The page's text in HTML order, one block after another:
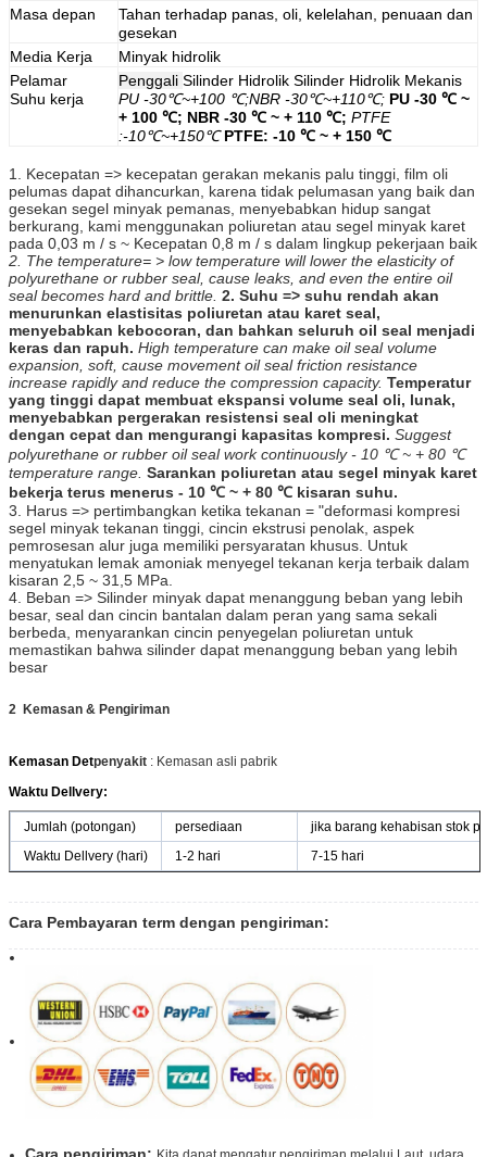
Masa depan
Tahan terhadap panas, oli, kelelahan, penuaan dan
gesekan
Media Kerja
Minyak hidrolik
Pelamar
Suhu kerja
Penggali Silinder Hidrolik Silinder Hidrolik Mekanis
PU -30℃~+100 ℃;NBR -30℃~+110℃; PU -30 ℃ ~
+ 100 ℃; NBR -30 ℃ ~ + 110 ℃; PTFE
:-10℃~+150℃ PTFE: -10 ℃ ~ + 150 ℃
1. Kecepatan => kecepatan gerakan mekanis palu tinggi, film oli
pelumas dapat dihancurkan, karena tidak pelumasan yang baik dan
gesekan segel minyak pemanas, menyebabkan hidup sangat
berkurang, kami menggunakan poliuretan atau segel minyak karet
pada 0,03 m / s ~ Kecepatan 0,8 m / s dalam lingkup pekerjaan baik
2. The temperature= > low temperature will lower the elasticity of
polyurethane or rubber seal, cause leaks, and even the entire oil
seal becomes hard and brittle. 2. Suhu => suhu rendah akan
menurunkan elastisitas poliuretan atau karet seal,
menyebabkan kebocoran, dan bahkan seluruh oil seal menjadi
keras dan rapuh. High temperature can make oil seal volume
expansion, soft, cause movement oil seal friction resistance
increase rapidly and reduce the compression capacity. Temperatur
yang tinggi dapat membuat ekspansi volume seal oli, lunak,
menyebabkan pergerakan resistensi seal oli meningkat
dengan cepat dan mengurangi kapasitas kompresi. Suggest
polyurethane or rubber oil seal work continuously - 10 ℃ ~ + 80 ℃
temperature range. Sarankan poliuretan atau segel minyak karet
bekerja terus menerus - 10 ℃ ~ + 80 ℃ kisaran suhu.
3. Harus => pertimbangkan ketika tekanan = "deformasi kompresi
segel minyak tekanan tinggi, cincin ekstrusi penolak, aspek
pemrosesan alur juga memiliki persyaratan khusus. Untuk
menyatukan lemak amoniak menyegel tekanan kerja terbaik dalam
kisaran 2,5 ~ 31,5 MPa.
4. Beban => Silinder minyak dapat menanggung beban yang lebih
besar, seal dan cincin bantalan dalam peran yang sama sekali
berbeda, menyarankan cincin penyegelan poliuretan untuk
memastikan bahwa silinder dapat menanggung beban yang lebih
besar
2 Kemasan & Pengiriman
Kemasan Detpenyakit : Kemasan asli pabrik
Waktu Dellvery:
Jumlah (potongan) persediaan
jika barang kehabisan stok
Waktu Dellvery (hari)
1-2 hari 7-15 hari
Cara Pembayaran term dengan pengiriman: